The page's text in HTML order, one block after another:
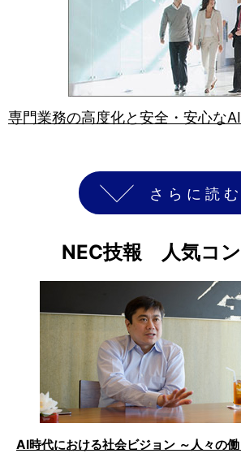
専門業務の高度化と安全・安心な
さらに読む
NEC技報 人気コ
AI時代における社会ビジョン ～人々の